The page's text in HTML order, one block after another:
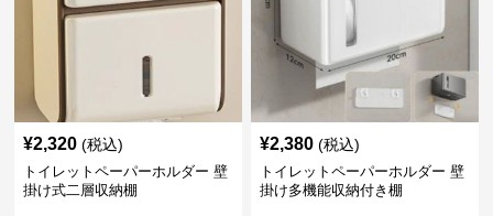
¥2,320 (税込)
トイレットペーパーホルダー 壁
掛け式二層収納棚
¥2,380 (税込)
トイレットペーパーホルダー 壁
掛け多機能収納付き棚